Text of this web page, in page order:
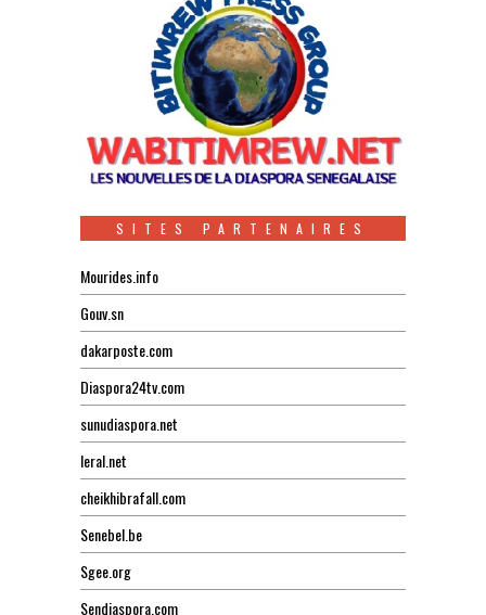
SITES PARTENAIRES
Mourides.info
Gouv.sn
dakarposte.com
Diaspora24tv.com
sunudiaspora.net
leral.net
cheikhibrafall.com
Senebel.be
Sgee.org
Sendiaspora.com